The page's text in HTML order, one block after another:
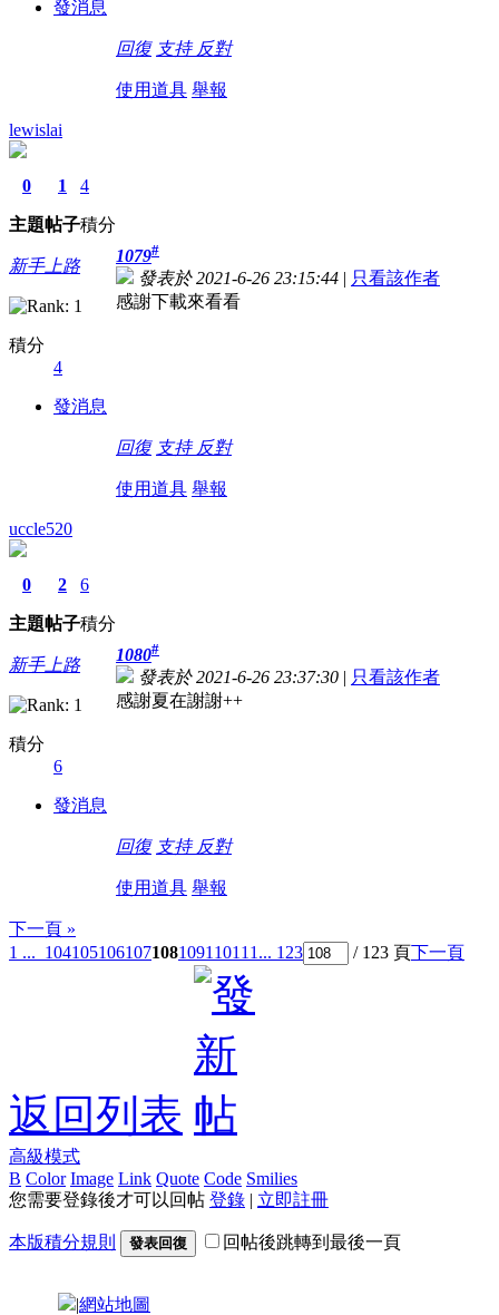
發消息
回復 支持 反對
使用道具 舉報
lewislai
0
主題
1
帖子
4
積分
新手上路
積分
4
發消息
1079#
發表於 2021-6-26 23:15:44 | 只看該作者
感謝下載來看看
回復 支持 反對
使用道具 舉報
uccle520
0
主題
2
帖子
6
積分
新手上路
積分
6
發消息
1080#
發表於 2021-6-26 23:37:30 | 只看該作者
感謝夏在謝謝++
回復 支持 反對
使用道具 舉報
下一頁 »
1 ... 104105106107108109110111 ... 123 / 123 頁下一頁
返回列表
高級模式
B Color Image Link Quote Code Smilies
您需要登錄後才可以回帖 登錄 | 立即註冊
本版積分規則 發表回復 回帖後跳轉到最後一頁
|網站地圖